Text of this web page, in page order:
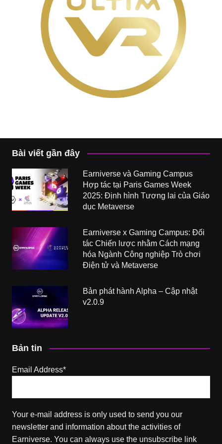
Bài viết gần đây
Earniverse và Gaming Campus
Hợp tác tại Paris Games Week
2025: Định hình Tương lai của Giáo
dục Metaverse
Earniverse x Gaming Campus: Đối
tác Chiến lược nhằm Cách mạng
hóa Ngành Công nghiệp Trò chơi
Điện tử và Metaverse
Bản phát hành Alpha – Cập nhật
v2.0.9
Bản tin
Email Address*
Your e-mail address is only used to send you our
newsletter and information about the activities of
Earniverse. You can always use the unsubscribe link